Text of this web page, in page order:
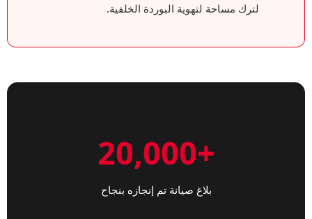
لترك مساحة لتهوية البوردة الخلفية.
+20,000
بلاغ صيانة تم إنجازه بنجاح